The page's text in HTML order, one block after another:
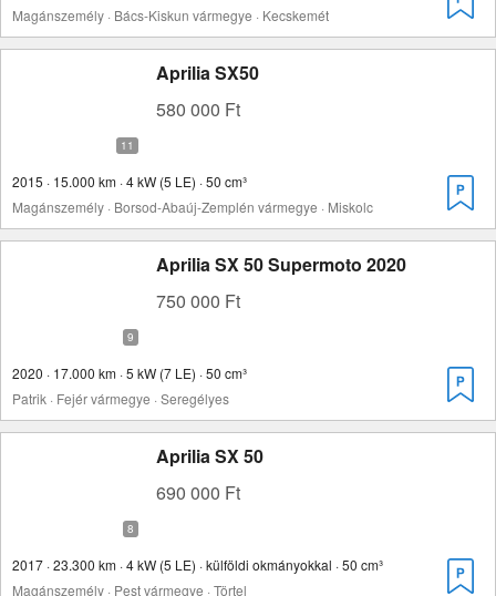
Magánszemély · Bács-Kiskun vármegye · Kecskemét
Aprilia SX50
580 000 Ft
2015 · 15.000 km · 4 kW (5 LE) · 50 cm³
Magánszemély · Borsod-Abaúj-Zemplén vármegye · Miskolc
Aprilia SX 50 Supermoto 2020
750 000 Ft
2020 · 17.000 km · 5 kW (7 LE) · 50 cm³
Patrik · Fejér vármegye · Seregélyes
Aprilia SX 50
690 000 Ft
2017 · 23.300 km · 4 kW (5 LE) · külföldi okmányokkal · 50 cm³
Magánszemély · Pest vármegye · Törtel